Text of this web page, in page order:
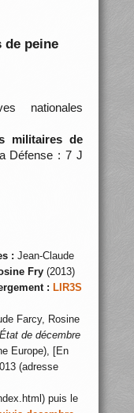
de peine
nationales
militaires de
Défense : 7 J
: Jean-Claude
Fry(2013)
: LIR3S
Farcy, Rosine
de décembre
Europe), [En
(adresse
puis le